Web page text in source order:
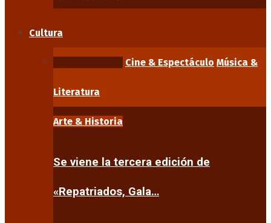
Cultura
Cine & Espectáculo Música &
Literatura
Arte & Historia
Se viene la tercera edición de
«Repatriados, Gala…